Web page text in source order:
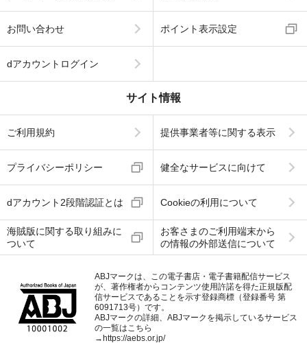
お問い合わせ ポイント表示設定
dアカウントログイン
サイト情報
ご利用規約 提供事業者等に関する表示
プライバシーポリシー 健全なサービスに向けて
dアカウント2段階認証とは Cookieの利用について
海賊版に関する取り組みに
ついて
お客さまのご利用端末から
の情報の外部送信について
ABJマークは、この電子書店・電子書籍配信サービス
が、著作権者からコンテンツ使用許諾を得た正規版配
信サービスであることを示す登録商標（登録番号 第
6091713号）です。
ABJマークの詳細、ABJマークを掲示しているサービス
の一覧はこちら
→https://aebs.or.jp/